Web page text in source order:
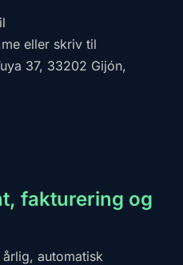
eller skriv til
37, 33202 Gijón,
fakturering og
automatisk